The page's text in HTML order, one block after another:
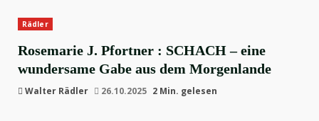
Rädler
Rosemarie J. Pfortner : SCHACH – eine
wundersame Gabe aus dem Morgenlande
Walter Rädler 26.10.2025 2 Min. gelesen